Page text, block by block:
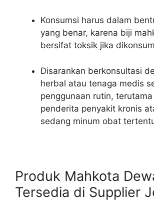
Konsumsi harus dalam
yang benar, karena biji
bersifat toksik jika
Disarankan berkonsultasi
herbal atau tenaga medis
penggunaan rutin,
penderita penyakit kronis
sedang minum obat
Produk Mahkota
Tersedia di Supplier